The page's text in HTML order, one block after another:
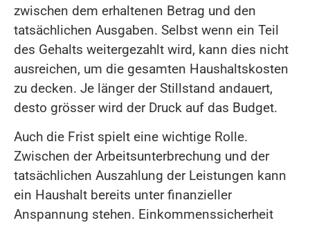
zwischen dem erhaltenen Betrag und den
tatsächlichen Ausgaben. Selbst wenn ein Teil
des Gehalts weitergezahlt wird, kann dies nicht
ausreichen, um die gesamten Haushaltskosten
zu decken. Je länger der Stillstand andauert,
desto grösser wird der Druck auf das Budget.
Auch die Frist spielt eine wichtige Rolle.
Zwischen der Arbeitsunterbrechung und der
tatsächlichen Auszahlung der Leistungen kann
ein Haushalt bereits unter finanzieller
Anspannung stehen. Einkommenssicherheit